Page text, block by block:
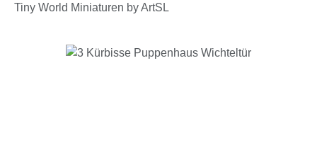
Tiny World Miniaturen by ArtSL
Bildergalerie überspringen